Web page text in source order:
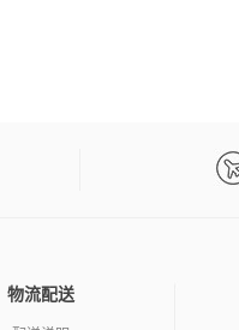
物流配送